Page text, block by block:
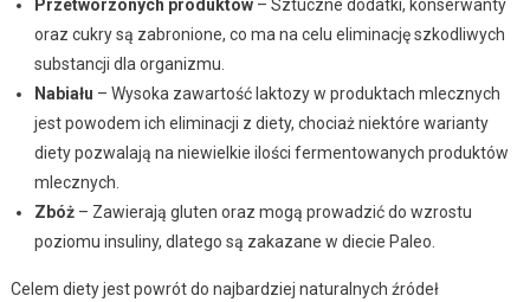
Przetworzonych produktów– Sztuczne dodatki, konserwanty
oraz cukry są zabronione, co ma na celu eliminację szkodliwych
substancji dla organizmu.
Nabiału – Wysoka zawartość laktozy w produktach mlecznych
jest powodem ich eliminacji z diety, chociaż niektóre warianty
diety pozwalają na niewielkie ilości fermentowanych produktów
mlecznych.
Zbóż– Zawierają gluten oraz mogą prowadzić do wzrostu
poziomu insuliny, dlatego są zakazane w diecie Paleo.
Celem diety jest powrót do najbardziej naturalnych źródeł